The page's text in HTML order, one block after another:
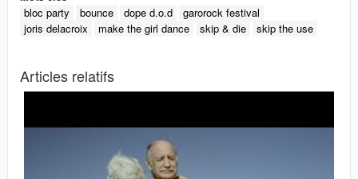
bloc party
bounce dope d.o.d
garorock festival
joris delacroix
make the girl dance skip & die skip the use
Articles relatifs